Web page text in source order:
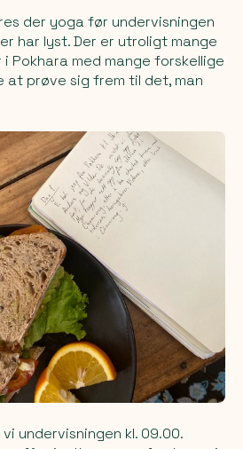
der yoga før undervisningen
har lyst. Der er utroligt mange
Pokhara med mange forskellige
at prøve sig frem til det, man
undervisningen kl. 09.00.